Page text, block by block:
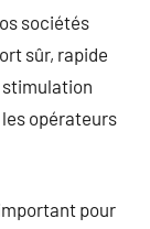
sociétés
sûr, rapide
stimulation
opérateurs
pour